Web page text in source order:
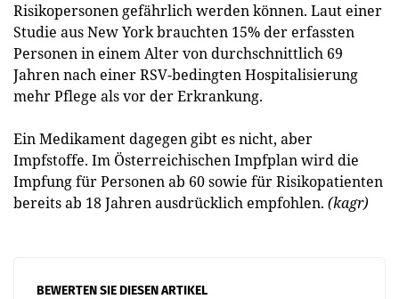
Risikopersonen gefährlich werden können. Laut einer
Studie aus New York brauchten 15% der erfassten
Personen in einem Alter von durchschnittlich 69
Jahren nach einer RSV-bedingten Hospitalisierung
mehr Pflege als vor der Erkrankung.
Ein Medikament dagegen gibt es nicht, aber
Impfstoffe. Im Österreichischen Impfplan wird die
Impfung für Personen ab 60 sowie für Risikopatienten
bereits ab 18 Jahren ausdrücklich empfohlen. (kagr)
BEWERTEN SIE DIESEN ARTIKEL